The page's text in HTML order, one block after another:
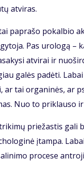
atviras.
paprašo pokalbio
Pas urologą –
atvirai ir
galės padėti.
ar tai organinės, ar
Nuo to priklauso ir
priežastis gali
įtampa.
procese